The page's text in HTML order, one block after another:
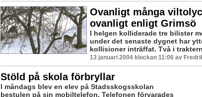
Ovanligt många
ovanligt enligt Grimsö
I helgen kolliderade tre bilister
under det senaste dygnet har
kollisioner inträffat. Två i
13 januari 2004 klockan 11:06 av
Stöld på skola förbryllar
I måndags blev en elev på Stadsskogsskolan
bestulen på sin mobiltelefon. Telefonen förvarades